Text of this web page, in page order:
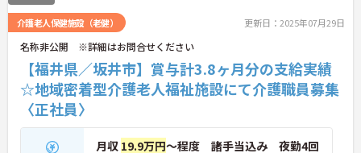
介護老人保健施設（老健） 更新日：2025年07月29日
名称非公開 ※詳細はお問合せください
【福井県／坂井市】賞与計3.8ヶ月分の支給実績
☆地域密着型介護老人福祉施設にて介護職員募集
〈正社員〉
月収 19.9万円～程度 諸手当込み 夜勤4回